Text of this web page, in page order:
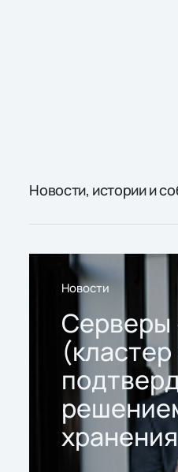
Новости, истории и
Новости
Серверы